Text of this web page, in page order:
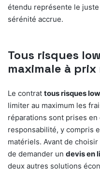
étendu représente le
sérénité accrue.
Tous risques
maximale à
Le contrat tous risques
limiter au maximum les
réparations sont prises
responsabilité, y compris
matériels. Avant de
de demander un devis en
deux autres solutions